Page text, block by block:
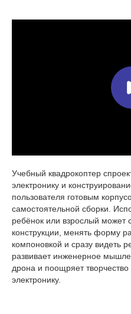
Учебный квадрокоптер
электронику и
пользователя готовым
самостоятельной сборки.
ребёнок или взрослый может
конструкции, менять форму
компоновкой и сразу видеть
развивает инженерное
дрона и поощряет творчество
электронику.